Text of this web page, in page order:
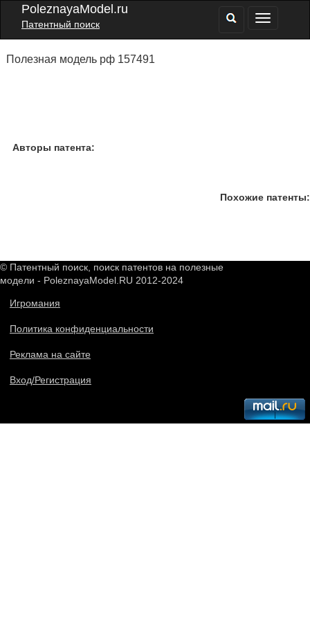
PoleznayaModel.ru
Патентный поиск
Полезная модель рф 157491
Авторы патента:
Похожие патенты:
© Патентный поиск, поиск патентов на полезные
модели - PoleznayaModel.RU 2012-2024
Игромания
Политика конфиденциальности
Реклама на сайте
Вход/Регистрация